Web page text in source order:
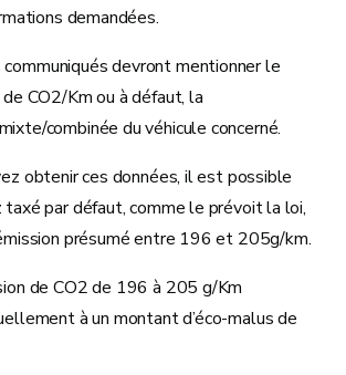
demandées.
devront mentionner le
de CO2/Km ou à défaut, la
combinée du véhicule concerné.
obtenir ces données, il est possible
taxé par défaut, comme le prévoit la loi,
présumé entre 196 et 205g/km.
de CO2 de 196 à 205 g/Km
à un montant d’éco-malus de